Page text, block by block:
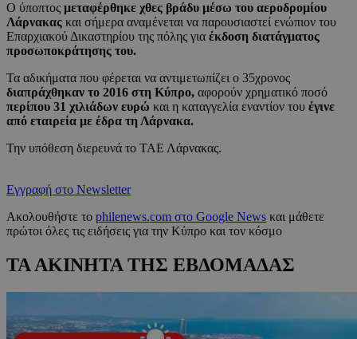
Ο ύποπτος μεταφέρθηκε χθες βράδυ μέσω του αεροδρομίου
Λάρνακας και σήμερα αναμένεται να παρουσιαστεί ενώπιον του
Επαρχιακού Δικαστηρίου της πόλης για έκδοση διατάγματος
προσωποκράτησης του.
Τα αδικήματα που φέρεται να αντιμετωπίζει ο 35χρονος
διαπράχθηκαν το 2016 στη Κύπρο, αφορούν χρηματικό ποσό
περίπου 31 χιλιάδων ευρώ και η καταγγελία εναντίον του έγινε
από εταιρεία με έδρα τη Λάρνακα.
Την υπόθεση διερευνά το ΤΑΕ Λάρνακας.
Εγγραφή στο Newsletter
Ακολουθήστε το philenews.com στο Google News και μάθετε
πρώτοι όλες τις ειδήσεις για την Κύπρο και τον κόσμο
ΤΑ ΑΚΙΝΗΤΑ ΤΗΣ ΕΒΔΟΜΑΔΑΣ